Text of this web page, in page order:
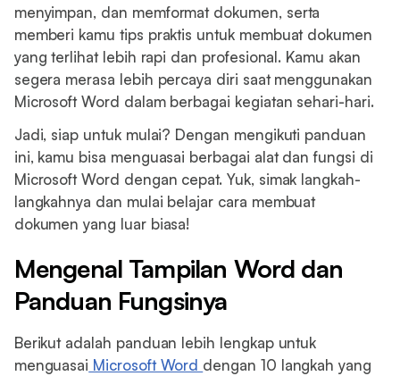
menyimpan, dan memformat dokumen, serta
memberi kamu tips praktis untuk membuat dokumen
yang terlihat lebih rapi dan profesional. Kamu akan
segera merasa lebih percaya diri saat menggunakan
Microsoft Word dalam berbagai kegiatan sehari-hari.
Jadi, siap untuk mulai? Dengan mengikuti panduan
ini, kamu bisa menguasai berbagai alat dan fungsi di
Microsoft Word dengan cepat. Yuk, simak langkah-
langkahnya dan mulai belajar cara membuat
dokumen yang luar biasa!
Mengenal Tampilan Word dan
Panduan Fungsinya
Berikut adalah panduan lebih lengkap untuk
menguasai Microsoft Word dengan 10 langkah yang